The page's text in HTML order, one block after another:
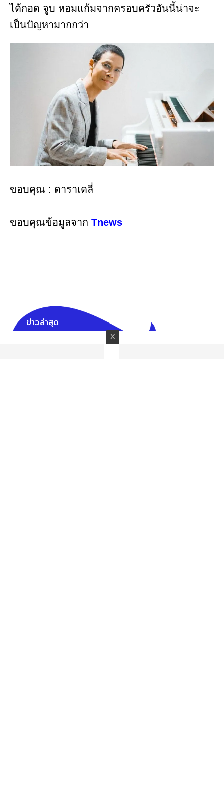
ได้กอด จูบ หอมแก้มจากครอบครัวอันนี้น่าจะ
เป็นปัญหามากกว่า
ขอบคุณ : ดาราเดลี่
ขอบคุณข้อมูลจาก Tnews
ข่าวล่าสุด